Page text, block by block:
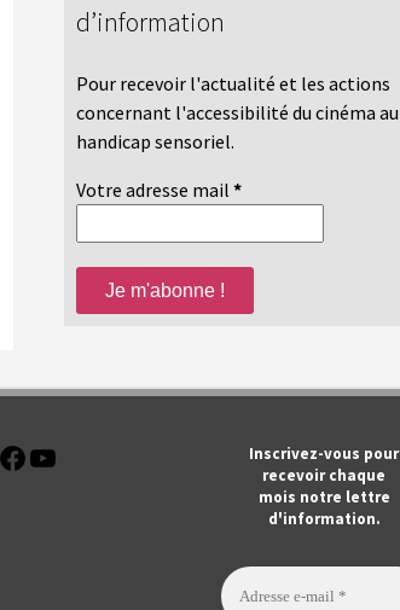
d’information
Pour recevoir l'actualité et les actions
concernant l'accessibilité du cinéma au
handicap sensoriel.
Votre adresse mail *
Instagram
Facebook
Inscrivez-vous pour
recevoir chaque
mois notre lettre
d'information.